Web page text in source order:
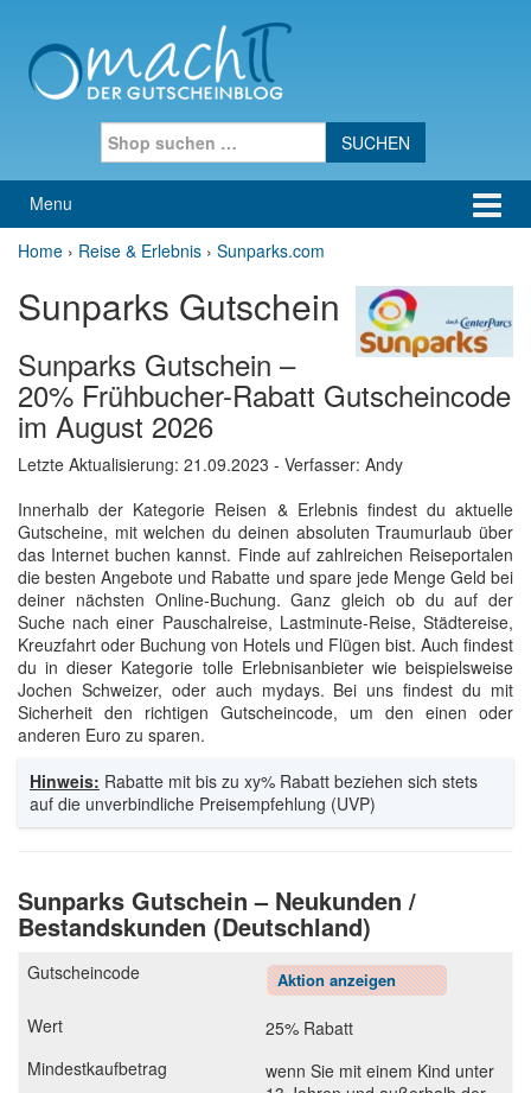
Menu
Home › Reise & Erlebnis › Sunparks.com
Sunparks Gutschein
Sunparks Gutschein –
20% Frühbucher-Rabatt Gutscheincode
im August 2026
Letzte Aktualisierung: 21.09.2023 - Verfasser: Andy
Innerhalb der Kategorie Reisen & Erlebnis findest du aktuelle
Gutscheine, mit welchen du deinen absoluten Traumurlaub über
das Internet buchen kannst. Finde auf zahlreichen Reiseportalen
die besten Angebote und Rabatte und spare jede Menge Geld bei
deiner nächsten Online-Buchung. Ganz gleich ob du auf der
Suche nach einer Pauschalreise, Lastminute-Reise, Städtereise,
Kreuzfahrt oder Buchung von Hotels und Flügen bist. Auch findest
du in dieser Kategorie tolle Erlebnisanbieter wie beispielsweise
Jochen Schweizer, oder auch mydays. Bei uns findest du mit
Sicherheit den richtigen Gutscheincode, um den einen oder
anderen Euro zu sparen.
Hinweis: Rabatte mit bis zu xy% Rabatt beziehen sich stets
auf die unverbindliche Preisempfehlung (UVP)
Sunparks Gutschein – Neukunden /
Bestandskunden (Deutschland)
Aktion anzeigen
25% Rabatt
wenn Sie mit einem Kind unter